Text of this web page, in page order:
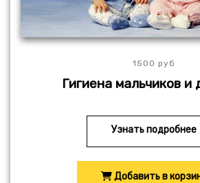
1500 руб
Гигиена мальчиков и
Узнать подробнее
Добавить в